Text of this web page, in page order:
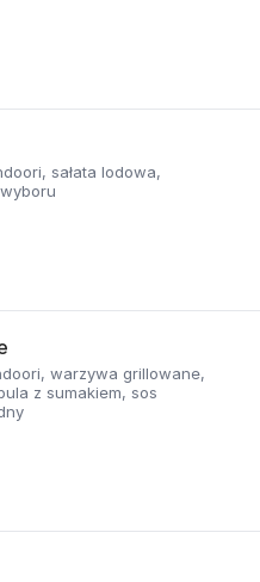
warzywa grillowane,
z sumakiem, sos